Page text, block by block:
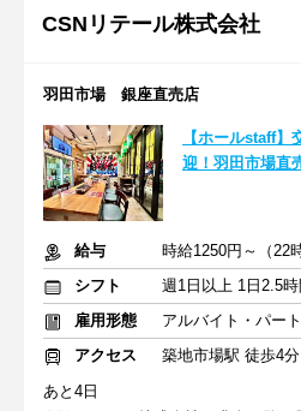
CSNリテール株式会社
羽田市場 銀座直売店
【ホールstaff
迎！羽田市場直
給与
シフト
雇用形態
アルバイト・パート
アクセス
築地市場駅 徒歩4分
あと4日